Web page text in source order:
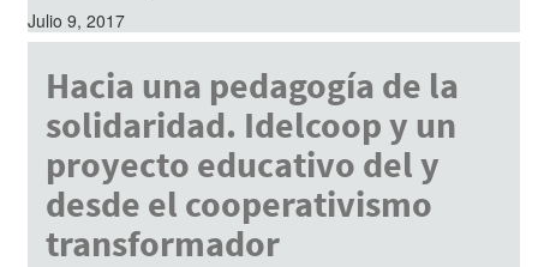
Julio 9, 2017
Hacia una pedagogía de la
solidaridad. Idelcoop y un
proyecto educativo del y
desde el cooperativismo
transformador